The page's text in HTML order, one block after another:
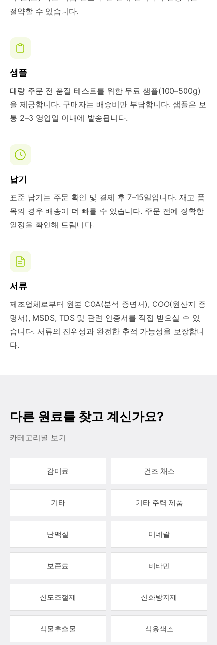
절약할 수 있습니다.
샘플
대량 주문 전 품질 테스트를 위한 무료 샘플(100–500g)
을 제공합니다. 구매자는 배송비만 부담합니다. 샘플은 보
통 2–3 영업일 이내에 발송됩니다.
납기
표준 납기는 주문 확인 및 결제 후 7–15일입니다. 재고 품
목의 경우 배송이 더 빠를 수 있습니다. 주문 전에 정확한
일정을 확인해 드립니다.
서류
제조업체로부터 원본 COA(분석 증명서), COO(원산지 증
명서), MSDS, TDS 및 관련 인증서를 직접 받으실 수 있
습니다. 서류의 진위성과 완전한 추적 가능성을 보장합니
다.
다른 원료를 찾고 계신가요?
카테고리별 보기
감미료 건조 채소
기타 기타 주력 제품
단백질 미네랄
보존료 비타민
산도조절제 산화방지제
식물추출물 식용색소